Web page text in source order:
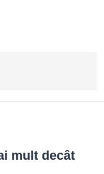
mult decât